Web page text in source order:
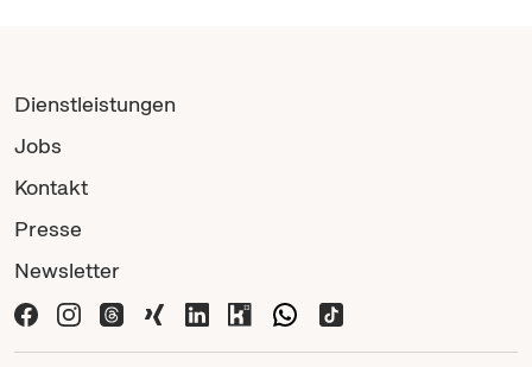
Dienstleistungen
Jobs
Kontakt
Presse
Newsletter